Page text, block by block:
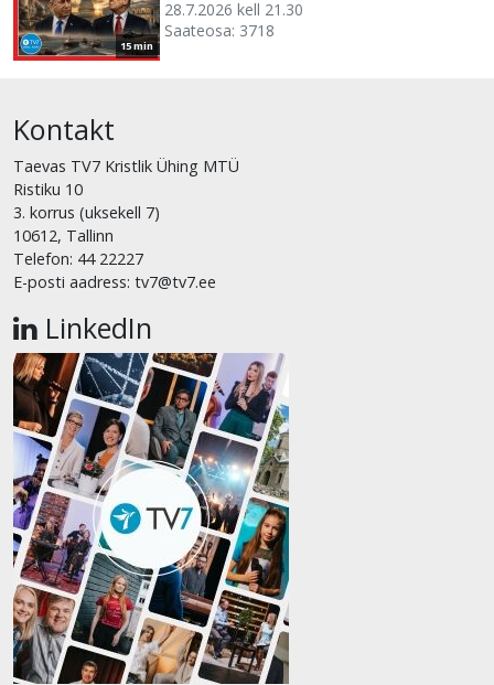
15 min
28.7.2026 kell 21.30
Saateosa: 3718
Kontakt
Taevas TV7 Kristlik Ühing MTÜ
Ristiku 10
3. korrus (uksekell 7)
10612, Tallinn
Telefon: 44 22227
E-posti aadress: tv7@tv7.ee
LinkedIn